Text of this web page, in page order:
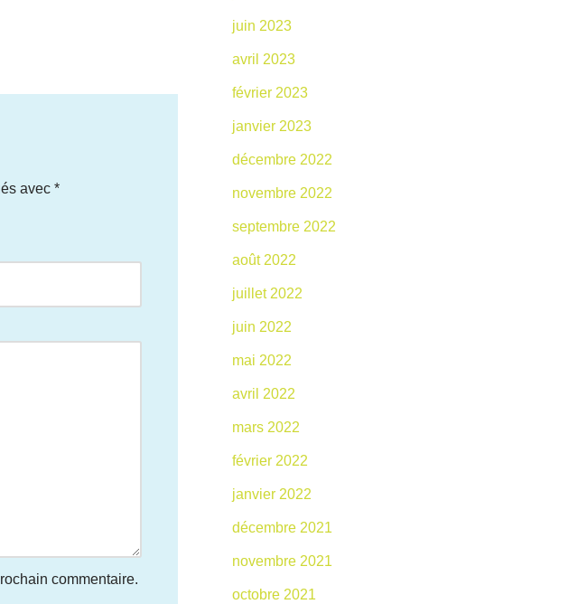
avec *
commentaire.
juin 2023
avril 2023
février 2023
janvier 2023
décembre 2022
novembre 2022
septembre 2022
août 2022
juillet 2022
juin 2022
mai 2022
avril 2022
mars 2022
février 2022
janvier 2022
décembre 2021
novembre 2021
octobre 2021